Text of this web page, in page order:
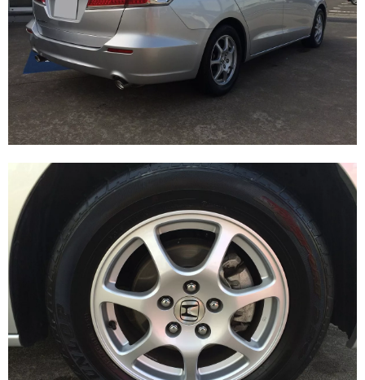
14インチ：夏タイヤホイール
15インチ：夏タイヤホイール
16インチ：夏タイヤホイール
17インチ：夏タイヤホイール
18インチ：夏タイヤホイール
19インチ：夏タイヤホイール
20インチ：夏タイヤホイール
ホイールナット
平面座ナット
ロング平面ナット